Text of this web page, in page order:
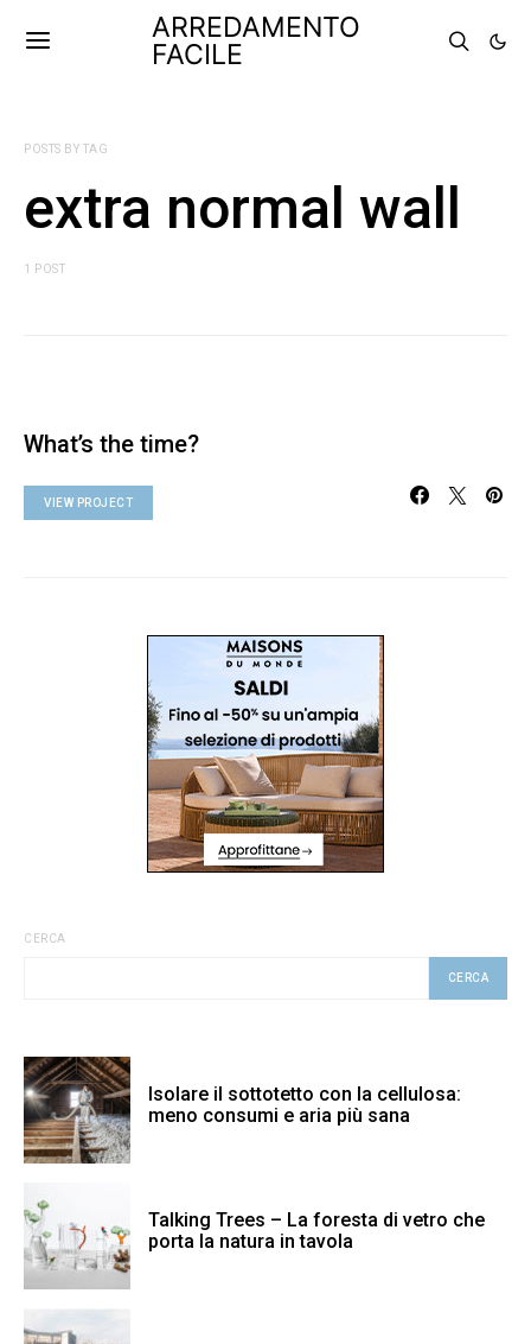
ARREDAMENTO
FACILE
POSTS BY TAG
extra normal wall
1 POST
What’s the time?
VIEW PROJECT
CERCA
CERCA
Isolare il sottotetto con la cellulosa:
meno consumi e aria più sana
Talking Trees – La foresta di vetro che
porta la natura in tavola